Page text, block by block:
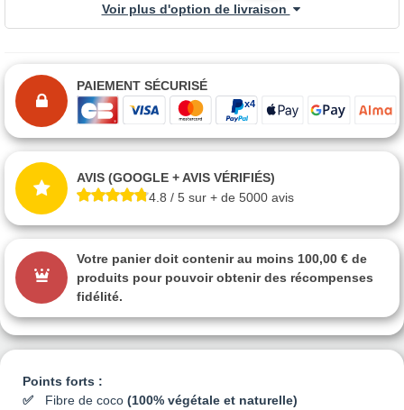
Points forts :
Fibre de coco (100% végétale et naturelle)
Voir plus d'option de livraison
PAIEMENT SÉCURISÉ
AVIS (GOOGLE + AVIS VÉRIFIÉS)
4.8 / 5 sur + de 5000 avis
Votre panier doit contenir au moins 100,00 € de
produits pour pouvoir obtenir des récompenses
fidélité.